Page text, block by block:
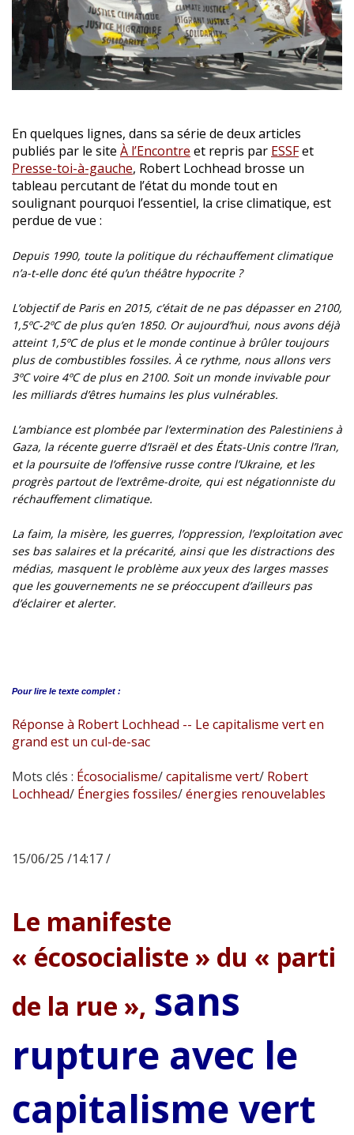
En quelques lignes, dans sa série de deux articles
publiés par le site À l’Encontre et repris par ESSFet
Presse-toi-à-gauche, Robert Lochhead brosse un
tableau percutant de l’état du monde tout en
soulignant pourquoi l’essentiel, la crise climatique, est
perdue de vue :
Depuis 1990, toute la politique du réchauffement climatique
n’a-t-elle donc été qu’un théâtre hypocrite ?
L’objectif de Paris en 2015, c’était de ne pas dépasser en 2100,
1,5ºC-2ºC de plus qu’en 1850. Or aujourd’hui, nous avons déjà
atteint 1,5ºC de plus et le monde continue à brûler toujours
plus de combustibles fossiles. À ce rythme, nous allons vers
3ºC voire 4ºC de plus en 2100. Soit un monde invivable pour
les milliards d’êtres humains les plus vulnérables.
L’ambiance est plombée par l’extermination des Palestiniens à
Gaza, la récente guerre d’Israël et des États-Unis contre l’Iran,
et la poursuite de l’offensive russe contre l’Ukraine, et les
progrès partout de l’extrême-droite, qui est négationniste du
réchauffement climatique.
La faim, la misère, les guerres, l’oppression, l’exploitation avec
ses bas salaires et la précarité, ainsi que les distractions des
médias, masquent le problème aux yeux des larges masses
que les gouvernements ne se préoccupent d’ailleurs pas
d’éclairer et alerter.
Pour lire le texte complet :
Réponse à Robert Lochhead -- Le capitalisme vert en
grand est un cul-de-sac
Mots clés : Écosocialisme/capitalisme vert/ Robert
Lochhead/ Énergies fossiles/énergies renouvelables
15/06/25 /14:17 /
Le manifeste
« écosocialiste » du « parti
de la rue », sans
rupture avec le
capitalisme vert